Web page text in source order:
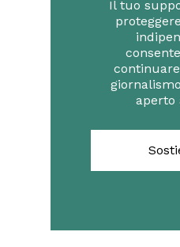
Il tuo
aperto